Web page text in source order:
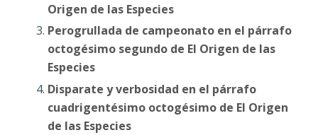
Origen de las Especies
Perogrullada de campeonato en el párrafo
octogésimo segundo de El Origen de las
Especies
Disparate y verbosidad en el párrafo
cuadrigentésimo octogésimo de El Origen
de las Especies